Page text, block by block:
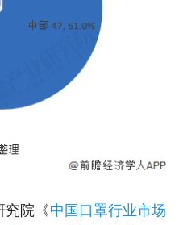
究院《中国口罩行业市场